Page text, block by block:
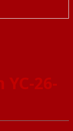
26-